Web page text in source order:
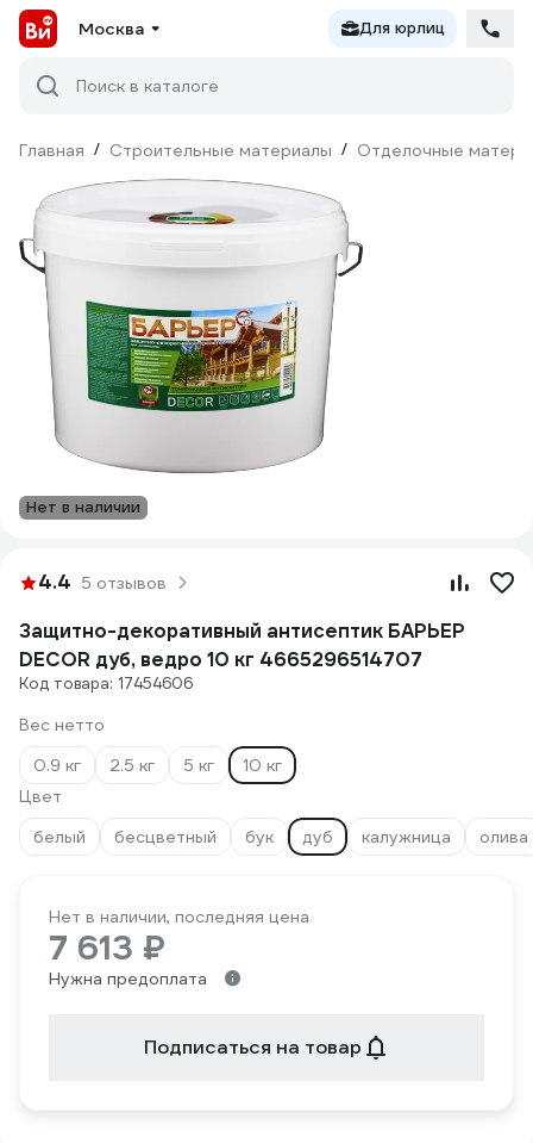
Москва Для юрлиц
Поиск в каталоге
Главная / Строительные материалы / Отделочные
Нет в наличии
4.4 5 отзывов
Защитно-декоративный антисептик БАРЬЕР
DECOR дуб, ведро 10 кг 4665296514707
Код товара: 17454606
Вес нетто
0.9 кг
2.5 кг 5 кг
10 кг
Цвет
белый
бесцветный бук дуб калужница олива
Нет в наличии, последняя цена
7 613 ₽
Нужна предоплата
Подписаться на товар